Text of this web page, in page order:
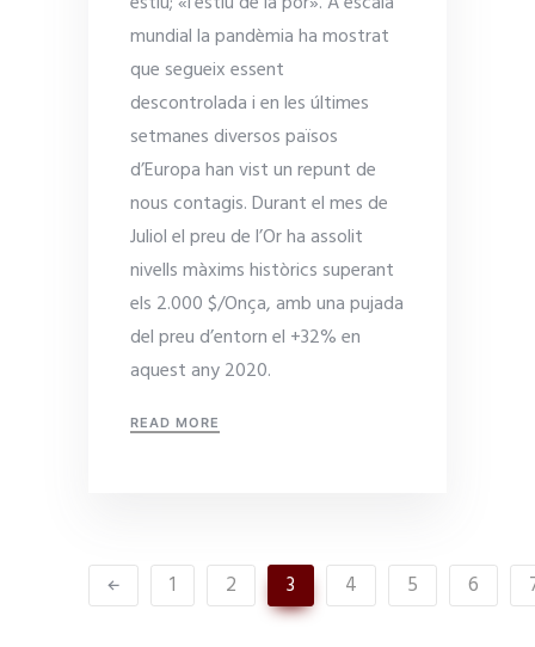
mundial la pandèmia ha mostrat
que segueix essent
descontrolada i en les últimes
setmanes diversos països
d’Europa han vist un repunt de
nous contagis. Durant el mes de
Juliol el preu de l’Or ha assolit
nivells màxims històrics superant
els 2.000 $/Onça, amb una pujada
del preu d’entorn el +32% en
aquest any 2020.
READ MORE
1 2 3 4 5 6